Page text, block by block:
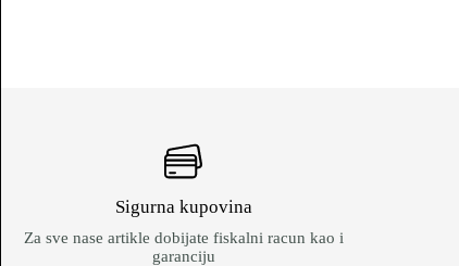
Sigurna kupovina
Za sve nase artikle dobijate fiskalni racun kao i
garanciju